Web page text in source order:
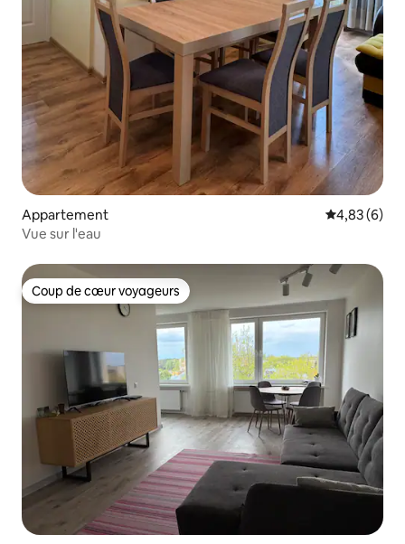
Appartement Évaluation
4,83 (6)
Vue sur l'eau
Coup de cœur voyageurs
Coup de cœur voyageurs